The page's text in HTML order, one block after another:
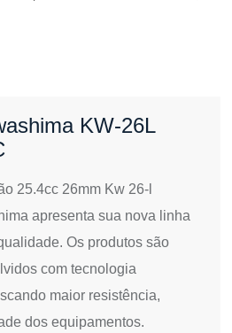
KW-26L
25.4cc 26mm Kw 26-l
apresenta sua nova linha
Os produtos são
com tecnologia
maior resistência,
dos equipamentos.